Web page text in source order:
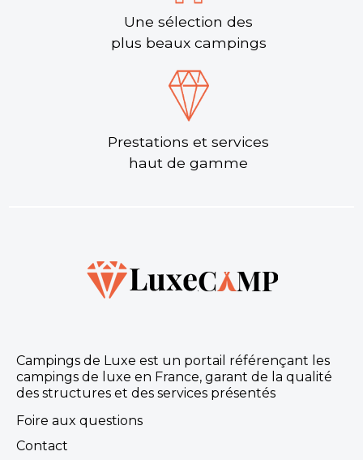
Une sélection des
plus beaux campings
Prestations et services
haut de gamme
Campings de Luxe est un portail référençant les
campings de luxe en France, garant de la qualité
des structures et des services présentés
Foire aux questions
Contact